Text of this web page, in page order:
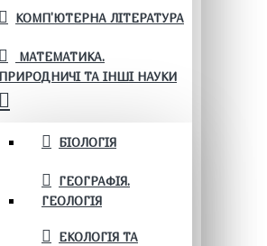
КОМП'ЮТЕРНА ЛІТЕРАТУРА
МАТЕМАТИКА.
ПРИРОДНИЧІ ТА ІНШІ НАУКИ
БІОЛОГІЯ
ГЕОГРАФІЯ.
ГЕОЛОГІЯ
ЕКОЛОГІЯ ТА